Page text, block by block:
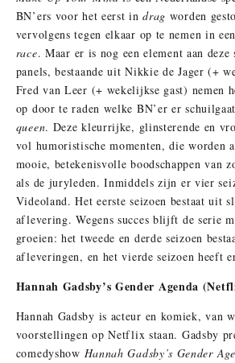
BN’ers voor het eerst indrag worden
vervolgens tegen elkaar op te nemen in
race. Maar er is nog een element aan deze
panels, bestaande uit Nikkie de Jager (+
Fred van Leer (+ wekelijkse gast) nemen
op door te raden welke BN’er er
queen. Deze kleurrijke, glinsterende en
vol humoristische momenten, die worden
mooie, betekenisvolle boodschappen van
als de juryleden. Inmiddels zijn er vier
Videoland. Het eerste seizoen bestaat uit
aflevering. Wegens succes blijft de serie
groeien: het tweede en derde seizoen
afleveringen, en het vierde seizoen heeft
Hannah Gadsby’s Gender Agenda
Hannah Gadsby is acteur en komiek, van
voorstellingen op Netflix staan. Gadsby
comedyshow Hannah Gadsby’s Gender